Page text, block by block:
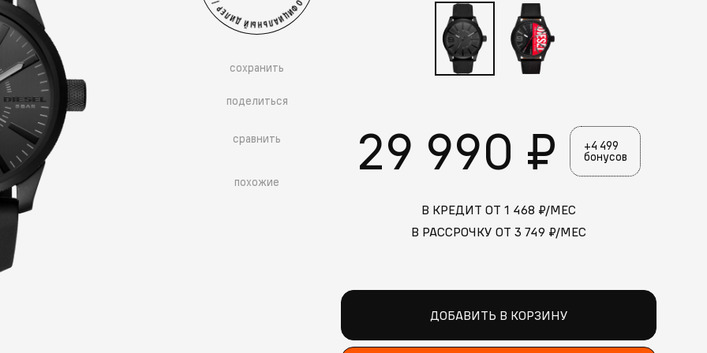
сохранить
поделиться
сравнить
похожие 29 990 ₽ +4 499
бонусов
В КРЕДИТ ОТ 1 468 ₽/МЕС
В РАССРОЧКУ ОТ 3 749 ₽/МЕС
ДОБАВИТЬ В КОРЗИНУ